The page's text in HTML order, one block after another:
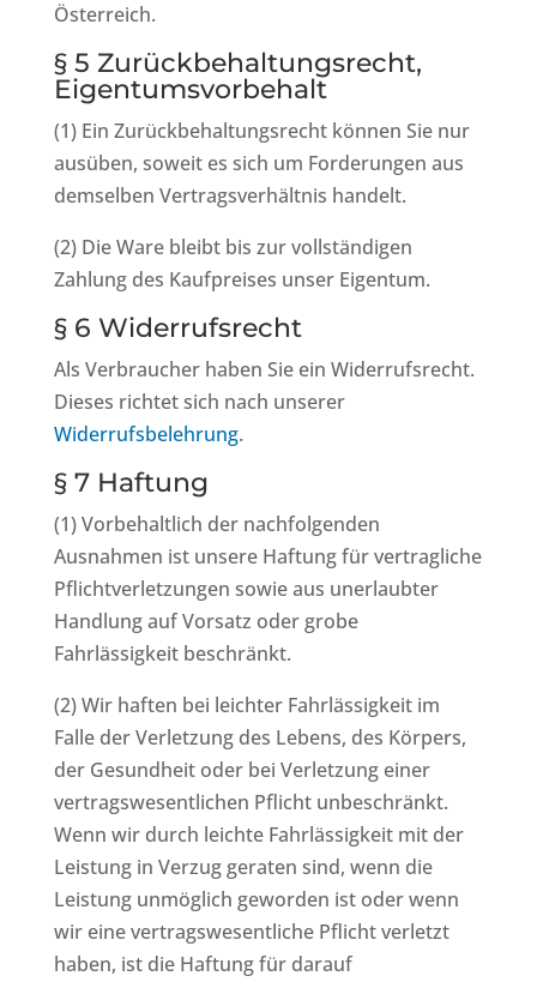
Österreich.
§ 5 Zurückbehaltungsrecht,
Eigentumsvorbehalt
(1) Ein Zurückbehaltungsrecht können Sie nur
ausüben, soweit es sich um Forderungen aus
demselben Vertragsverhältnis handelt.
(2) Die Ware bleibt bis zur vollständigen
Zahlung des Kaufpreises unser Eigentum.
§ 6 Widerrufsrecht
Als Verbraucher haben Sie ein Widerrufsrecht.
Dieses richtet sich nach unserer
Widerrufsbelehrung.
§ 7 Haftung
(1) Vorbehaltlich der nachfolgenden
Ausnahmen ist unsere Haftung für vertragliche
Pflichtverletzungen sowie aus unerlaubter
Handlung auf Vorsatz oder grobe
Fahrlässigkeit beschränkt.
(2) Wir haften bei leichter Fahrlässigkeit im
Falle der Verletzung des Lebens, des Körpers,
der Gesundheit oder bei Verletzung einer
vertragswesentlichen Pflicht unbeschränkt.
Wenn wir durch leichte Fahrlässigkeit mit der
Leistung in Verzug geraten sind, wenn die
Leistung unmöglich geworden ist oder wenn
wir eine vertragswesentliche Pflicht verletzt
haben, ist die Haftung für darauf